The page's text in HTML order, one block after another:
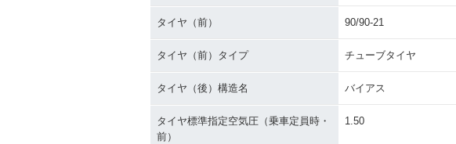
タイヤ（前） 90/90-21
タイヤ（前）タイプ チューブタイヤ
タイヤ（後）構造名 バイアス
タイヤ標準指定空気圧（乗車定員時・
前）
1.50